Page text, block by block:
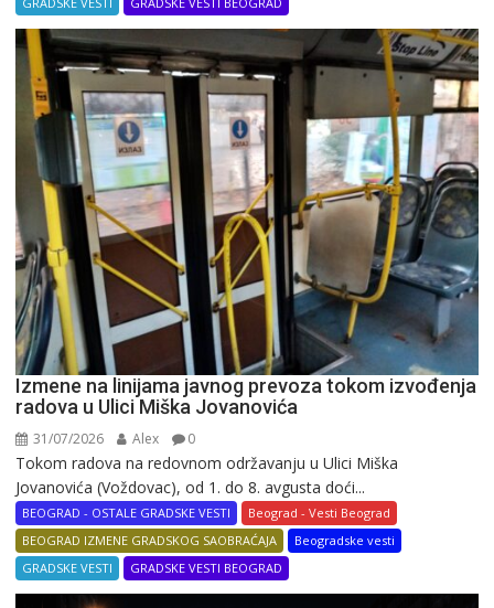
Izmene na linijama javnog prevoza tokom izvođenja
radova u Ulici Miška Jovanovića
31/07/2026 Alex 0
Tokom radova na redovnom održavanju u Ulici Miška
Jovanovića (Voždovac), od 1. do 8. avgusta doći...
BEOGRAD - OSTALE GRADSKE VESTI
Beograd - Vesti Beograd
BEOGRAD IZMENE GRADSKOG SAOBRAĆAJA
Beogradske vesti
GRADSKE VESTI
GRADSKE VESTI BEOGRAD